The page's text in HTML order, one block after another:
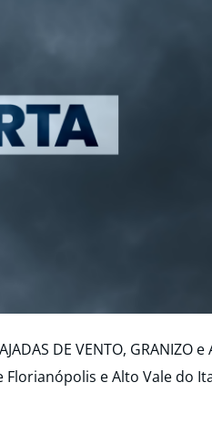
DE VENTO, GRANIZO e
e Alto Vale do